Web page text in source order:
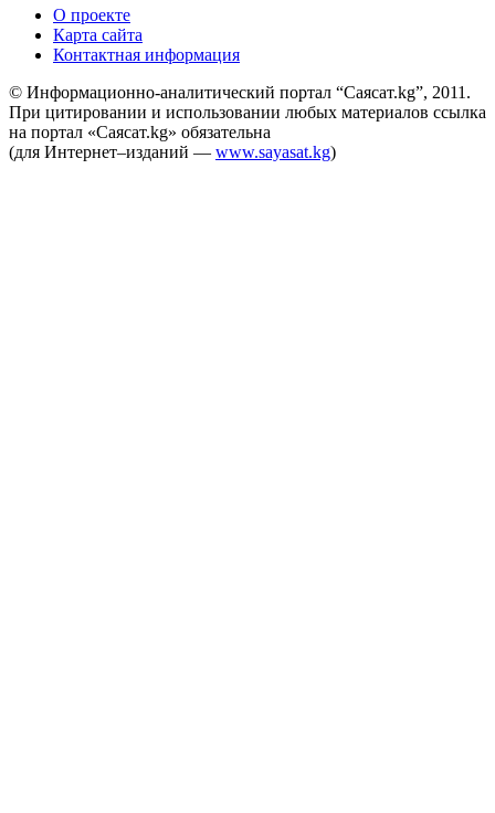
О проекте
Карта сайта
Контактная информация
© Информационно-аналитический портал “Саясат.kg”, 2011.
При цитировании и использовании любых материалов ссылка
на портал «Саясат.kg» обязательна
(для Интернет–изданий — www.sayasat.kg)